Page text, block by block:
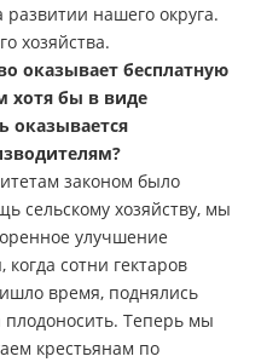
нашего округа.
хозяйства.
оказывает бесплатную
хотя бы в виде
оказывается
законом было
сельскому хозяйству, мы
улучшение
сотни гектаров
время, поднялись
плодоносить. Теперь мы
крестьянам по